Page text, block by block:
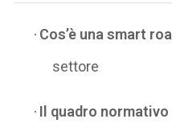
· Cos’è una smart
settore
· Il quadro normativo